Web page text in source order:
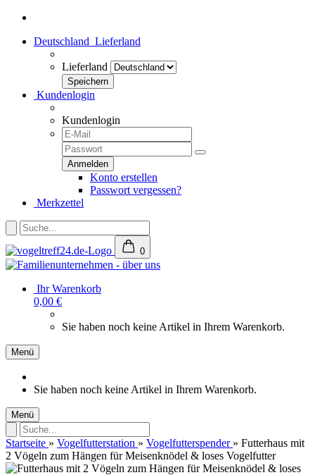
Deutschland Lieferland
Lieferland
Kundenlogin
Kundenlogin
Konto erstellen
Passwort vergessen?
Merkzettel
0
Ihr Warenkorb
0,00 €
Sie haben noch keine Artikel in Ihrem Warenkorb.
Menü
Sie haben noch keine Artikel in Ihrem Warenkorb.
Menü
Startseite » Vogelfutterstation » Vogelfutterspender » Futterhaus mit
2 Vögeln zum Hängen für Meisenknödel & loses Vogelfutter